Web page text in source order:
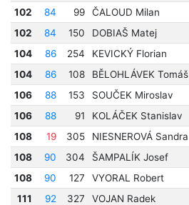
102 84 99 ČALOUD Milan
102
84 150 DOBIAŠ Matej
104
86 254 KEVICKÝ Florian
104
86 108 BĚLOHLÁVEK Tomáš
106
88 153 SOUČEK Miroslav
106
88 91 KOLÁČEK Stanislav
108
19 305 NIESNEROVÁ Sandra
108
90 304 ŠAMPALÍK Josef
108
90 127 VYORAL Robert
111
92 327 VOJAN Radek